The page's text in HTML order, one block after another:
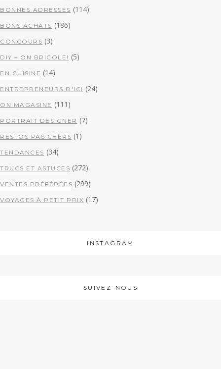
BONNES ADRESSES (114)
BONS ACHATS (186)
CONCOURS (3)
DIY – ON BRICOLE! (5)
EN CUISINE (14)
ENTREPRENEURS D'ICI (24)
ON MAGASINE (111)
PORTRAIT DESIGNER (7)
RESTOS PAS CHERS (1)
TENDANCES (34)
TRUCS ET ASTUCES (272)
VENTES PRÉFÉRÉES (299)
VOYAGES À PETIT PRIX (17)
INSTAGRAM
SUIVEZ-NOUS